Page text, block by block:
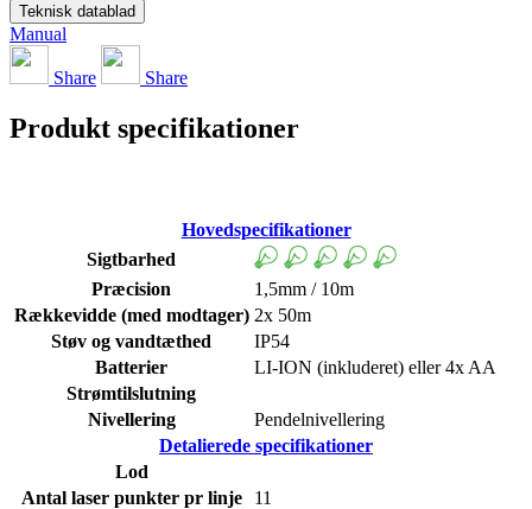
Teknisk datablad
Manual
Share Share
Produkt specifikationer
Hovedspecifikationer
Sigtbarhed
Præcision
1,5mm / 10m
Rækkevidde (med modtager) 2x 50m
Støv og vandtæthed
IP54
Batterier
LI-ION (inkluderet) eller 4x AA
Strømtilslutning
Nivellering
Pendelnivellering
Detalierede specifikationer
Lod
Antal laser punkter pr linje
11